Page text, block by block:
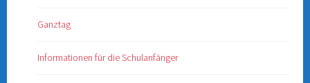
Ganztag
Informationen für die Schulanfänger